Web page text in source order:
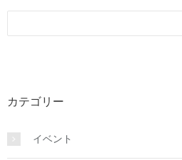
カテゴリー
イベント